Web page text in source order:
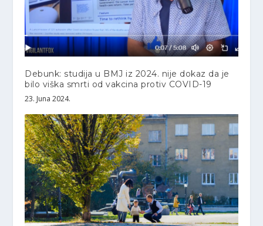
Debunk: studija u BMJ iz 2024. nije dokaz da je
bilo viška smrti od vakcina protiv COVID-19
23. Juna 2024.